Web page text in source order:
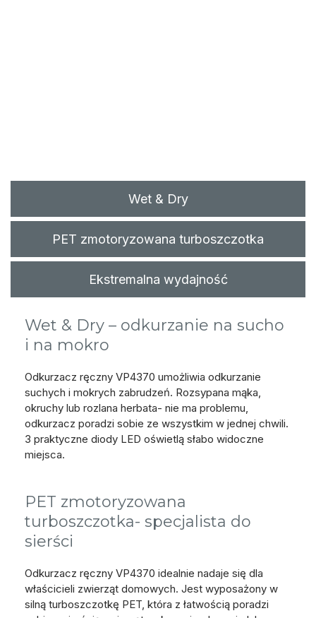
Wet & Dry
PET zmotoryzowana turboszczotka
Ekstremalna wydajność
Wet & Dry – odkurzanie na sucho
i na mokro
Odkurzacz ręczny VP4370 umożliwia odkurzanie
suchych i mokrych zabrudzeń. Rozsypana mąka,
okruchy lub rozlana herbata- nie ma problemu,
odkurzacz poradzi sobie ze wszystkim w jednej chwili.
3 praktyczne diody LED oświetlą słabo widoczne
miejsca.
PET zmotoryzowana
turboszczotka- specjalista do
sierści
Odkurzacz ręczny VP4370 idealnie nadaje się dla
właścicieli zwierząt domowych. Jest wyposażony w
silną turboszczotkę PET, która z łatwością poradzi